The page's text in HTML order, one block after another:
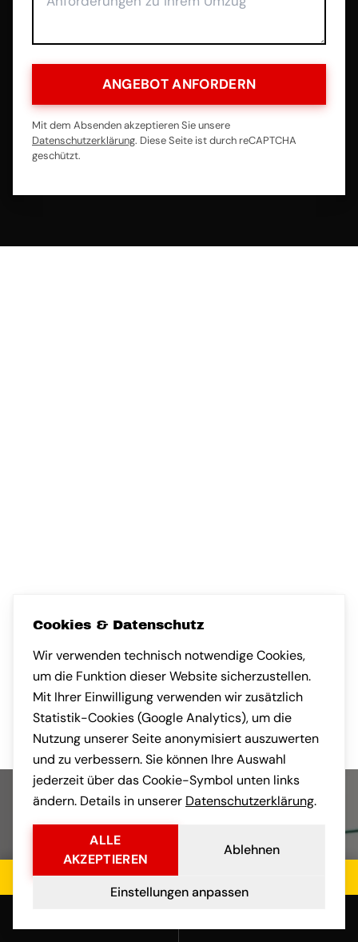
ANGEBOT ANFORDERN
Mit dem Absenden akzeptieren Sie unsere
Datenschutzerklärung. Diese Seite ist durch reCAPTCHA
geschützt.
vorab war professionell.
transparente
und der Umzug
stressfrei.
Jetzt kostenloses Angebot einholen
Cookies & Datenschutz
Wir verwenden technisch notwendige Cookies,
um die Funktion dieser Website sicherzustellen.
Mit Ihrer Einwilligung verwenden wir zusätzlich
Statistik-Cookies (Google Analytics), um die
Nutzung unserer Seite anonymisiert auszuwerten
und zu verbessern. Sie können Ihre Auswahl
jederzeit über das Cookie-Symbol unten links
ändern. Details in unserer Datenschutzerklärung.
ALLE
AKZEPTIEREN
Ablehnen
Einstellungen anpassen